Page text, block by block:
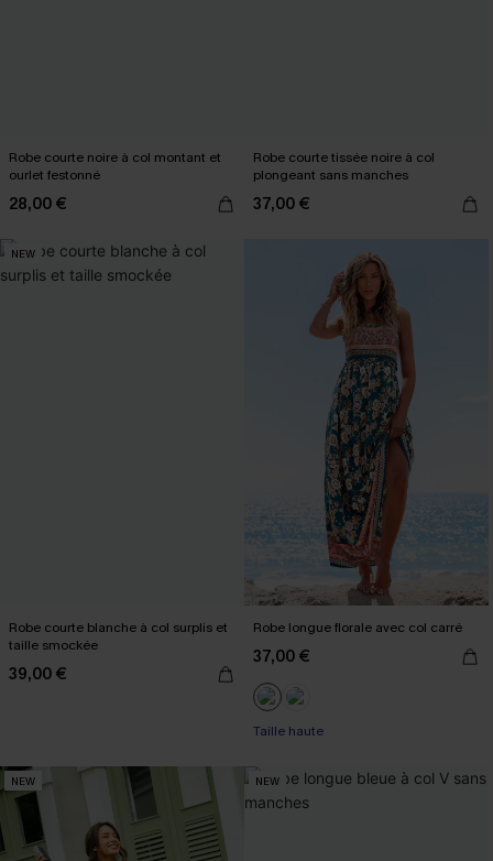
Robe courte noire à col montant et
ourlet festonné
28,00 €
Robe courte tissée noire à col
plongeant sans manches
37,00 €
NEW
Robe courte blanche à col surplis et
taille smockée
39,00 €
Robe longue florale avec col carré
37,00 €
Taille haute
NEW NEW